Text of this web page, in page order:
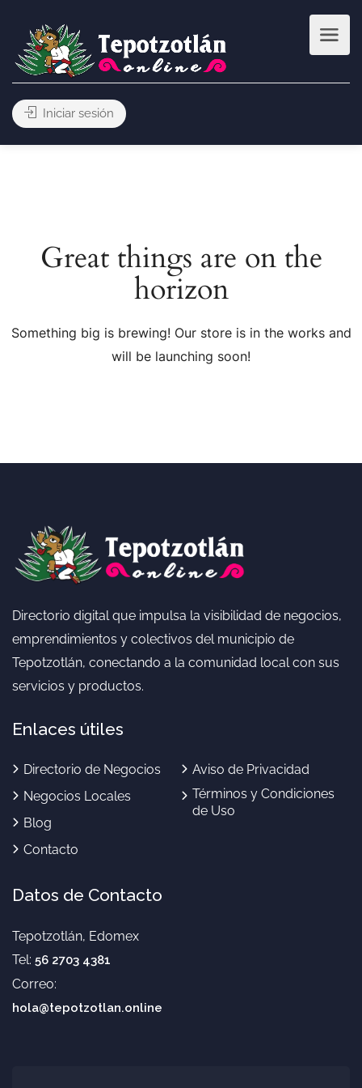
Iniciar sesión
Great things are on the
horizon
Something big is brewing! Our store is in the works and
will be launching soon!
Directorio digital que impulsa la visibilidad de negocios,
emprendimientos y colectivos del municipio de
Tepotzotlán, conectando a la comunidad local con sus
servicios y productos.
Enlaces útiles
Directorio de Negocios
Negocios Locales
Blog
Contacto
Aviso de Privacidad
Términos y Condiciones
de Uso
Datos de Contacto
Tepotzotlán, Edomex
Tel: 56 2703 4381
Correo:
hola@tepotzotlan.online